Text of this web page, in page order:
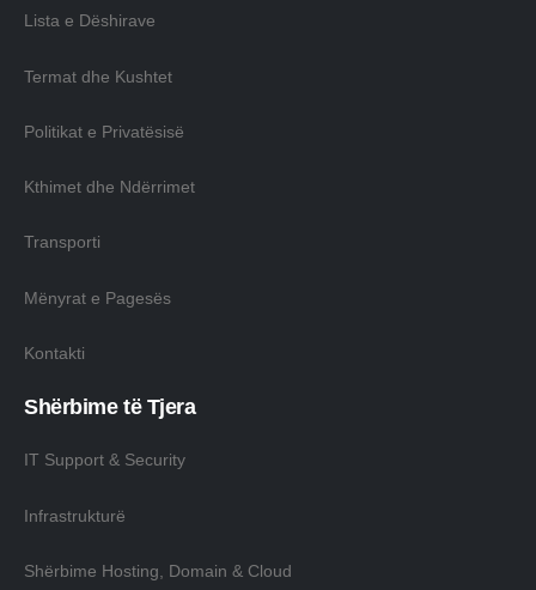
Lista e Dëshirave
Termat dhe Kushtet
Politikat e Privatësisë
Kthimet dhe Ndërrimet
Transporti
Mënyrat e Pagesës
Kontakti
Shërbime të Tjera
IT Support & Security
Infrastrukturë
Shërbime Hosting, Domain & Cloud